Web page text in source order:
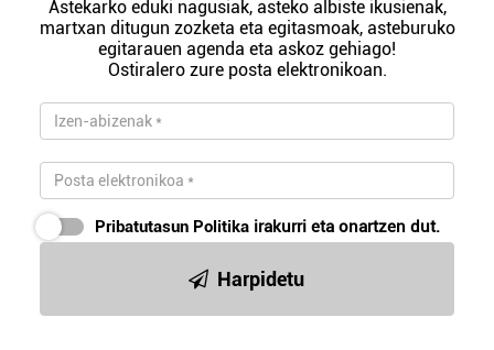
Astekarko eduki nagusiak, asteko albiste ikusienak,
martxan ditugun zozketa eta egitasmoak, asteburuko
egitarauen agenda eta askoz gehiago!
Ostiralero zure posta elektronikoan.
Pribatutasun Politika irakurri eta onartzen dut.
Harpidetu